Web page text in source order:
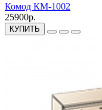
Комод КМ-1002
25900р.
КУПИТЬ